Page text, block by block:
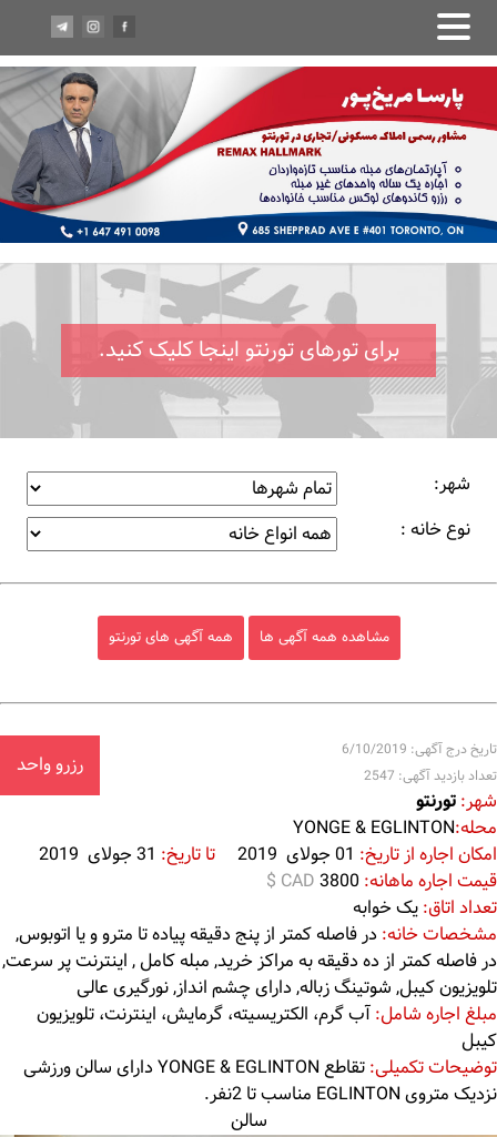
برای تورهای تورنتو اینجا کلیک کنید.
شهر:
نوع خانه :
مشاهده همه آگهی ها همه آگهی های تورنتو
رزرو واحد
تاریخ درج آگهی: 6/10/2019
تعداد بازدید آگهی: 2547
شهر:تورنتو
محله:YONGE & EGLINTON
امکان اجاره از تاریخ: 01 جولای 2019 تا تاریخ: 31 جولای 2019
قیمت اجاره ماهانه:
$ CAD
تعداد اتاق:یک خوابه
مشخصات خانه:در فاصله کمتر از پنج دقیقه پیاده تا مترو و یا اتوبوس,
در فاصله کمتر از ده دقیقه به مراکز خرید, مبله کامل , اینترنت پر سرعت,
تلویزیون کیبل, شوتینگ زباله, دارای چشم انداز, نورگیری عالی
مبلغ اجاره شامل:آب گرم، الکتریسیته، گرمایش، اینترنت، تلویزیون
کیبل
توضیحات تکمیلی:
تقاطع YONGE & EGLINTON دارای سالن ورزشی
نزدیک متروی EGLINTON مناسب تا 2نفر.
سالن